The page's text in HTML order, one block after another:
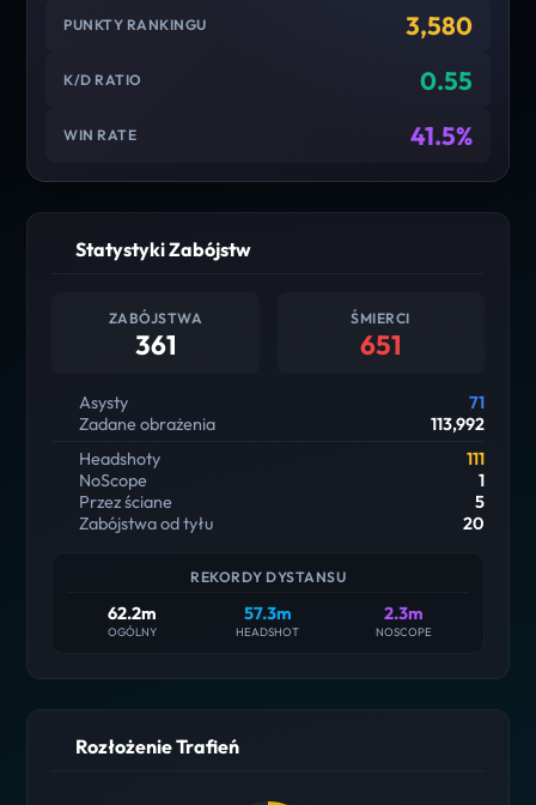
PUNKTY RANKINGU 3,580
K/D RATIO 0.55
WIN RATE 41.5%
Statystyki Zabójstw
ZABÓJSTWA
361
ŚMIERCI
651
Asysty
71
Zadane obrażenia
113,992
Headshoty
111
NoScope
1
Przez ściane
5
Zabójstwa od tyłu
20
REKORDY DYSTANSU
62.2m
OGÓLNY
57.3m
HEADSHOT
2.3m
NOSCOPE
Rozłożenie Trafień